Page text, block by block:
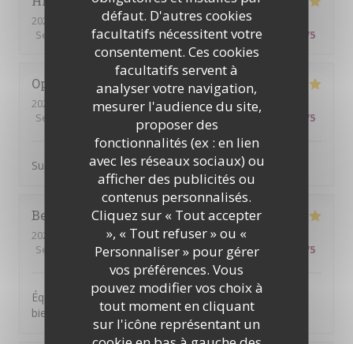
défaut. D'autres cookies
facultatifs nécessitent votre
consentement. Ces cookies
facultatifs servent à
analyser votre navigation,
mesurer l'audience du site,
proposer des
fonctionnalités (ex : en lien
avec les réseaux sociaux) ou
afficher des publicités ou
contenus personnalisés.
Cliquez sur « Tout accepter
», « Tout refuser » ou «
Personnaliser » pour gérer
vos préférences. Vous
pouvez modifier vos choix à
tout moment en cliquant
sur l'icône représentant un
2026-07-21
- 19:00 - Couverts 2
Service
/5 Ambiance:5 /5 Cuisine:5/5 Qualité / Prix /5
Ophelie
2026-07-18
- 11:30 - Couverts 2
Service
Cuisine Qualité / Prix /5
Super brunch copieux et bon Le serveur était au top !
Beatrice S
2026-07-14
- 19:00 - Couverts 6
Service
Ambiance: 5/5 Cuisine: 5/5 Qualité / Prix /5
Équipe accueillante. Bonne Ambiance et on y mange
bien. Je recommande